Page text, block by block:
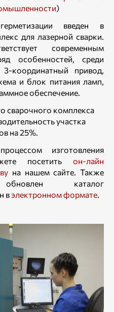
)
введен в
для лазерной сварки.
современным
особенностей, среди
координатный привод,
и блок питания ламп,
обеспечение.
сварочного комплекса
участка
на 25%.
изготовления
посетить он-лайн
на нашем сайте. Также
каталог
вэлектронном формате.